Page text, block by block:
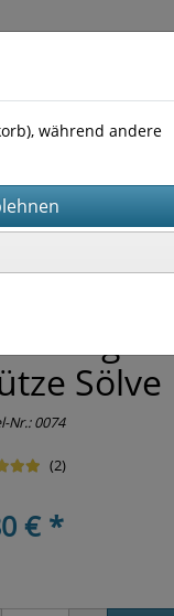
Sölve
Nr.:0074
(2)
€ *
während andere